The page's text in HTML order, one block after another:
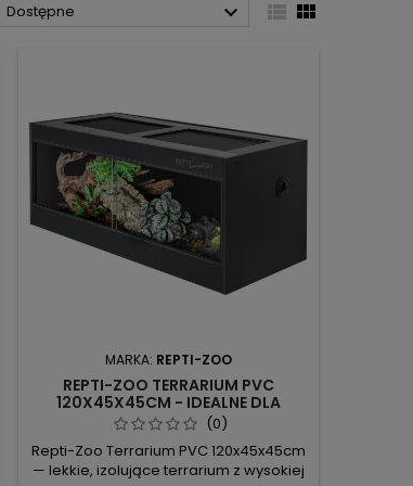
Dostępne   
MARKA: REPTI-ZOO
REPTI-ZOO TERRARIUM PVC
120X45X45CM - IDEALNE DLA
GADÓW, ŁATWE W CZYSZCZENIU
(0)
Repti-Zoo Terrarium PVC 120x45x45cm
— lekkie, izolujące terrarium z wysokiej